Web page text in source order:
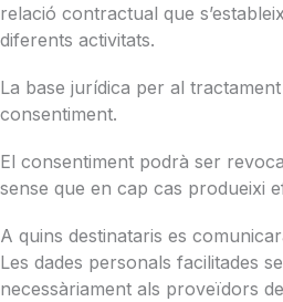
relació contractual que
diferents activitats.
La base jurídica per al tractament
consentiment.
El consentiment podrà ser
sense que en cap cas produeixi
A quins destinataris es
Les dades personals facilitades
necessàriament als proveïdors